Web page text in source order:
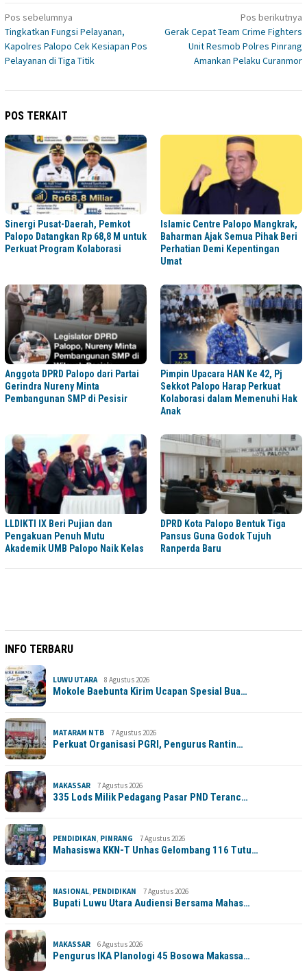
Navigasi
pos
Pos sebelumnya
Tingkatkan Fungsi Pelayanan,
Kapolres Palopo Cek Kesiapan Pos
Pelayanan di Tiga Titik
Pos berikutnya
Gerak Cepat Team Crime Fighters
Unit Resmob Polres Pinrang
Amankan Pelaku Curanmor
POS TERKAIT
Sinergi Pusat-Daerah, Pemkot
Palopo Datangkan Rp 68,8 M untuk
Perkuat Program Kolaborasi
Islamic Centre Palopo Mangkrak,
Baharman Ajak Semua Pihak Beri
Perhatian Demi Kepentingan
Umat
Anggota DPRD Palopo dari Partai
Gerindra Nureny Minta
Pembangunan SMP di Pesisir
Pimpin Upacara HAN Ke 42, Pj
Sekkot Palopo Harap Perkuat
Kolaborasi dalam Memenuhi Hak
Anak
LLDIKTI IX Beri Pujian dan
Pengakuan Penuh Mutu
Akademik UMB Palopo Naik Kelas
DPRD Kota Palopo Bentuk Tiga
Pansus Guna Godok Tujuh
Ranperda Baru
INFO TERBARU
LUWU UTARA 8 Agustus 2026
Mokole Baebunta Kirim Ucapan Spesial Bua…
MATARAM NTB 7 Agustus 2026
Perkuat Organisasi PGRI, Pengurus Rantin…
MAKASSAR 7 Agustus 2026
335 Lods Milik Pedagang Pasar PND Teranc…
PENDIDIKAN, PINRANG 7 Agustus 2026
Mahasiswa KKN-T Unhas Gelombang 116 Tutu…
NASIONAL, PENDIDIKAN 7 Agustus 2026
Bupati Luwu Utara Audiensi Bersama Mahas…
MAKASSAR 6 Agustus 2026
Pengurus IKA Planologi 45 Bosowa Makassa…